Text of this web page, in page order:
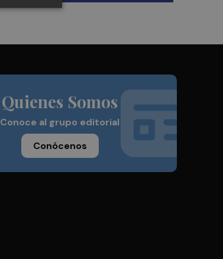
Quienes Somos
Conoce al grupo editorial
Conócenos